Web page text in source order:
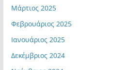
Μάρτιος 2025
Φεβρουάριος 2025
Ιανουάριος 2025
Δεκέμβριος 2024